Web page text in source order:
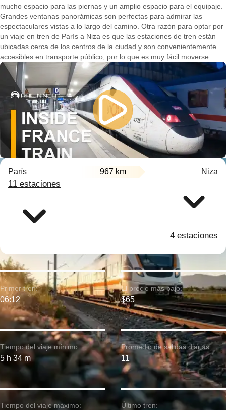
mucho espacio para las piernas y un amplio espacio para el equipaje.
Grandes ventanas panorámicas son perfectas para admirar las
espectaculares vistas a lo largo del camino. Otra razón para optar por
un viaje en tren de París a Niza es que las estaciones de tren están
ubicadas cerca de los centros de la ciudad y son convenientemente
accesibles en transporte público, por lo que es muy fácil moverse.
París 967 km Niza
11 estaciones
4 estaciones
Tiempo del viaje mínimo:
5 h 34 m
Primer tren:
06:12
Tiempo del viaje máximo:
El precio más bajo:
$65
Promedio de salidas diarias:
11
Último tren: